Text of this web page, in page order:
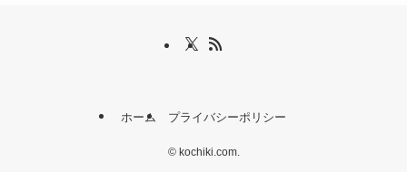
ホーム プライバシーポリシー
©kochiki.com.